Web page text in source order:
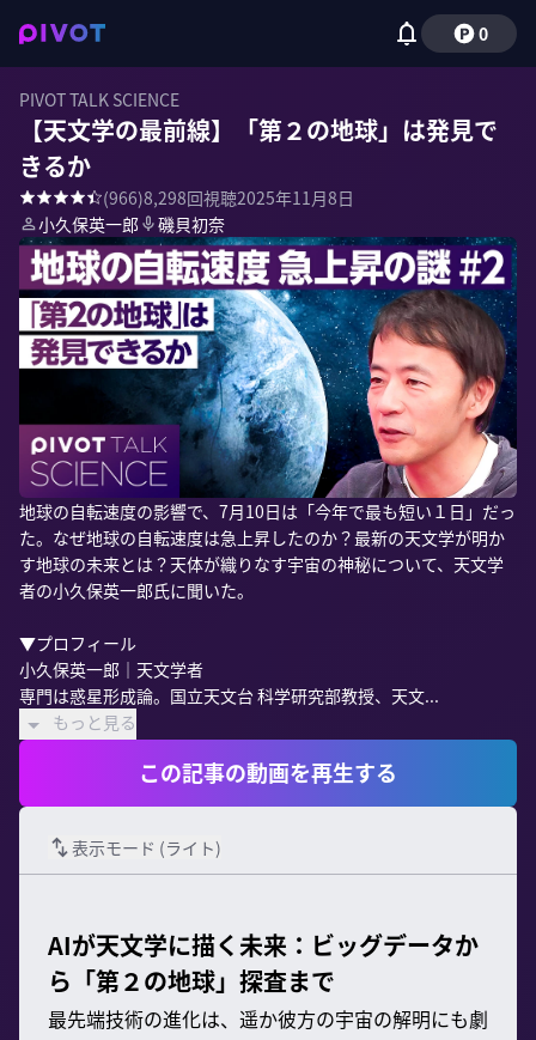
0
PIVOT TALK SCIENCE
【天文学の最前線】「第２の地球」は発見で
きるか
(966)8,298回視聴2025年11月8日
小久保英一郎
磯貝初奈
地球の自転速度の影響で、7月10日は「今年で最も短い１日」だっ
た。なぜ地球の自転速度は急上昇したのか？最新の天文学が明か
す地球の未来とは？天体が織りなす宇宙の神秘について、天文学
者の小久保英一郎氏に聞いた。
▼プロフィール
小久保英一郎｜天文学者
専門は惑星形成論。国立天文台 科学研究部教授、天文...
もっと見る
この記事の動画を再生する
表示モード (ライト)
AIが天文学に描く未来：ビッグデータか
ら「第２の地球」探査まで
最先端技術の進化は、遥か彼方の宇宙の解明にも劇